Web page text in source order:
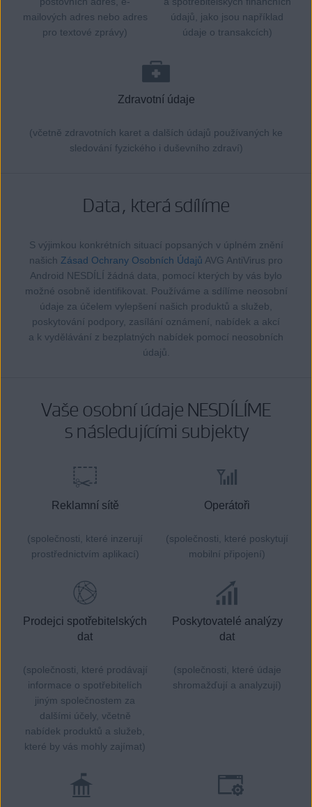
mailových adres nebo adres
pro textové zprávy)
údajů, jako jsou například
údaje o transakcích)
Zdravotní údaje
(včetně zdravotních karet a dalších údajů používaných ke
sledování fyzického i duševního zdraví)
Data, která sdílíme
S výjimkou konkrétních situací popsaných v úplném znění
našich Zásad Ochrany Osobních Údajů AVG AntiVirus pro
Android NESDÍLÍ žádná data, pomocí kterých by vás bylo
možné osobně identifikovat. Používáme a sdílíme neosobní
údaje za účelem vylepšení našich produktů a služeb,
poskytování podpory, zasílání oznámení, nabídek a akcí
a k vydělávání z bezplatných nabídek pomocí neosobních
údajů.
Vaše osobní údaje NESDÍLÍME
s následujícími subjekty
Reklamní sítě
(společnosti, které inzerují
prostřednictvím aplikací)
Operátoři
(společnosti, které poskytují
mobilní připojení)
Prodejci spotřebitelských
dat
(společnosti, které prodávají
informace o spotřebitelích
jiným společnostem za
dalšími účely, včetně
nabídek produktů a služeb,
které by vás mohly zajímat)
Poskytovatelé analýzy
dat
(společnosti, které údaje
shromažďují a analyzují)